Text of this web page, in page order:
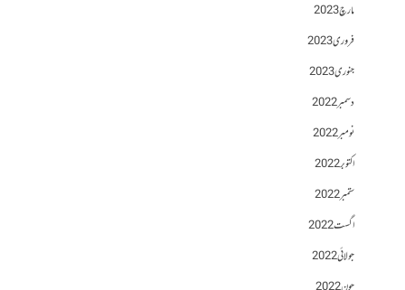
مارچ 2023
فروری 2023
جنوری 2023
دسمبر 2022
نومبر 2022
اکتوبر 2022
ستمبر 2022
اگست 2022
جولائی 2022